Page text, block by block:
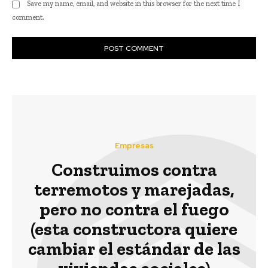
Save my name, email, and website in this browser for the next time I
comment.